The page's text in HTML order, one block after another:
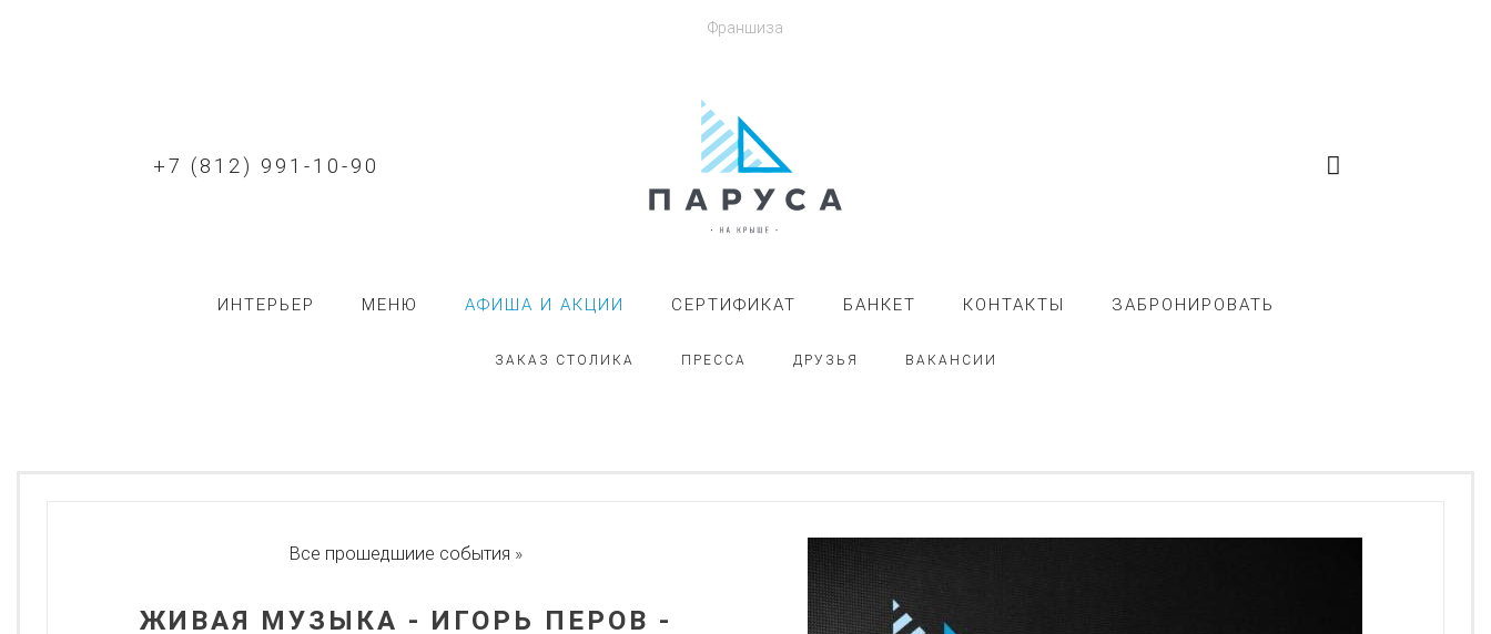
Франшиза
+7 (812) 991-10-90
ИНТЕРЬЕР МЕНЮ АФИША И АКЦИИ СЕРТИФИКАТ БАНКЕТ КОНТАКТЫ ЗАБРОНИРОВАТЬ
ЗАКАЗ СТОЛИКА ПРЕССА ДРУЗЬЯ ВАКАНСИИ
Все прошедшиие события »
ЖИВАЯ МУЗЫКА - ИГОРЬ ПЕРОВ -